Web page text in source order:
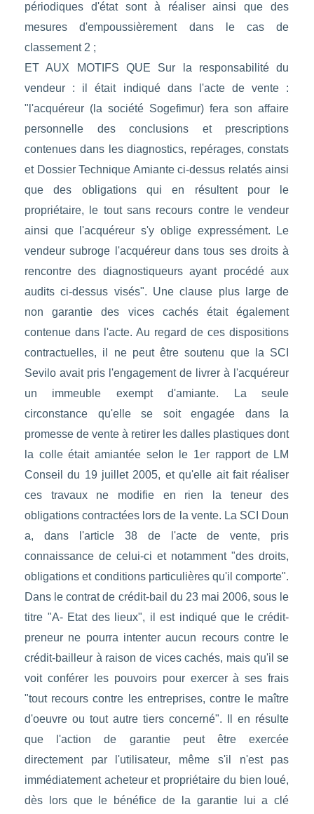
périodiques d'état sont à réaliser ainsi que des
mesures d'empoussièrement dans le cas de
classement 2 ;
ET AUX MOTIFS QUE Sur la responsabilité du
vendeur : il était indiqué dans l'acte de vente :
"l'acquéreur (la société Sogefimur) fera son affaire
personnelle des conclusions et prescriptions
contenues dans les diagnostics, repérages, constats
et Dossier Technique Amiante ci-dessus relatés ainsi
que des obligations qui en résultent pour le
propriétaire, le tout sans recours contre le vendeur
ainsi que l'acquéreur s'y oblige expressément. Le
vendeur subroge l'acquéreur dans tous ses droits à
rencontre des diagnostiqueurs ayant procédé aux
audits ci-dessus visés". Une clause plus large de
non garantie des vices cachés était également
contenue dans l'acte. Au regard de ces dispositions
contractuelles, il ne peut être soutenu que la SCI
Sevilo avait pris l'engagement de livrer à l'acquéreur
un immeuble exempt d'amiante. La seule
circonstance qu'elle se soit engagée dans la
promesse de vente à retirer les dalles plastiques dont
la colle était amiantée selon le 1er rapport de LM
Conseil du 19 juillet 2005, et qu'elle ait fait réaliser
ces travaux ne modifie en rien la teneur des
obligations contractées lors de la vente. La SCI Doun
a, dans l'article 38 de l'acte de vente, pris
connaissance de celui-ci et notamment "des droits,
obligations et conditions particulières qu'il comporte".
Dans le contrat de crédit-bail du 23 mai 2006, sous le
titre "A- Etat des lieux", il est indiqué que le crédit-
preneur ne pourra intenter aucun recours contre le
crédit-bailleur à raison de vices cachés, mais qu'il se
voit conférer les pouvoirs pour exercer à ses frais
"tout recours contre les entreprises, contre le maître
d'oeuvre ou tout autre tiers concerné". Il en résulte
que l'action de garantie peut être exercée
directement par l'utilisateur, même s'il n'est pas
immédiatement acheteur et propriétaire du bien loué,
dès lors que le bénéfice de la garantie lui a clé